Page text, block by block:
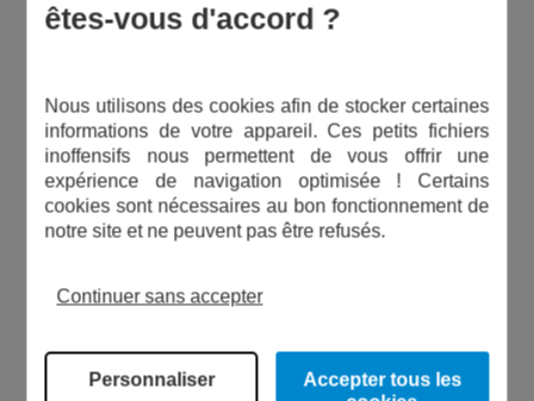
rotor monté sur roulements à billes qui a la particularité d’être
Autres équipements
> Roue, diffuseur et tube venturi en technopolymère
> Garniture mécanique en carbone/céramique
> Disque de support de garniture céramique en acier
> Protection ampèremétrique et condensateur incorporé à
> Couvercle ventilateur en technopolymère
êtes-vous d'accord ?
Nous utilisons des cookies afin de stocker certaines
informations de votre appareil. Ces petits fichiers
inoffensifs nous permettent de vous offrir une
expérience de navigation optimisée ! Certains
cookies sont nécessaires au bon fonctionnement de
notre site et ne peuvent pas être refusés.
Continuer sans accepter
Personnaliser
Accepter tous les